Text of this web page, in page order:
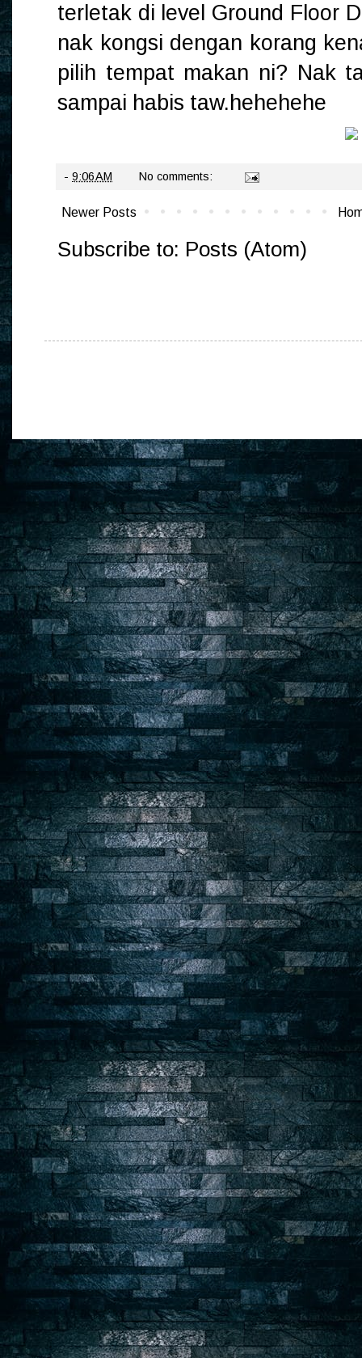
terletak di level Ground Floor
nak kongsi dengan korang
pilih tempat makan ni? Nak
sampai habis taw.hehehehe
- 9:06 AM No comments:
Newer Posts
Subscribe to: Posts (Atom)